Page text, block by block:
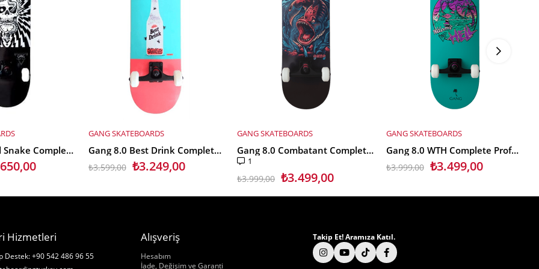
Gang 8.0 Skull Snake Complete Profesyonel Kaykay
SEPETE EKLE
GANG SKATEBOARDS
Gang 8.0 Best Drink Complete Profesyonel Kaykay
₺3.249,00
₺3.599,00
SEPETE EKLE
GANG SKATEBOARDS
Gang 8.0 Combatant Complete Profesyonel Kaykay
1
₺3.499,00
₺3.999,00
SEPETE EKLE
GANG SKATEBOARDS
Gang 8.0 WTH Complete Profesyonel Kaykay
₺3.499,00
₺3.999,00
Hizmetleri
Destek: +90 542 486 96 55
Alışveriş
Hesabım
İade, Değişim ve Garanti
Takip Et! Aramıza Katıl.